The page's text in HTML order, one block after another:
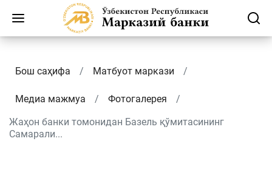
Бош саҳифа Матбуот маркази
Медиа мажмуа
Фотогалерея
Жаҳон банки томонидан Базель қўмитасининг
Самарали...